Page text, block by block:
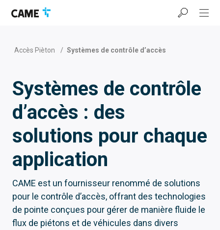
Accès Pièton / Systèmes de contrôle d’accès
Systèmes de contrôle
d’accès : des
solutions pour chaque
application
CAME est un fournisseur renommé de solutions
pour le contrôle d’accès, offrant des technologies
de pointe conçues pour gérer de manière fluide le
flux de piétons et de véhicules dans divers